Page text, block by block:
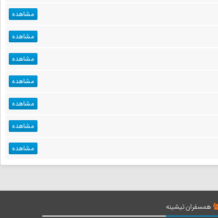
مشاهده
مشاهده
مشاهده
مشاهده
مشاهده
مشاهده
مشاهده
همسفران تیشینه